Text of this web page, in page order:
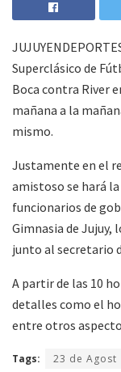
Superclásico de
Boca contra River
mañana a la
mismo.
Justamente en el
amistoso se hará
funcionarios de
Gimnasia de Jujuy,
junto al secretario
A partir de las 10
detalles como el
entre otros
Tags: 23 de Agost